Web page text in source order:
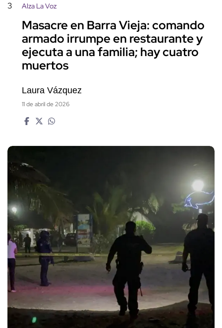
3 Alza La Voz
Masacre en Barra Vieja: comando
armado irrumpe en restaurante y
ejecuta a una familia; hay cuatro
muertos
Laura Vázquez
11 de abril de 2026